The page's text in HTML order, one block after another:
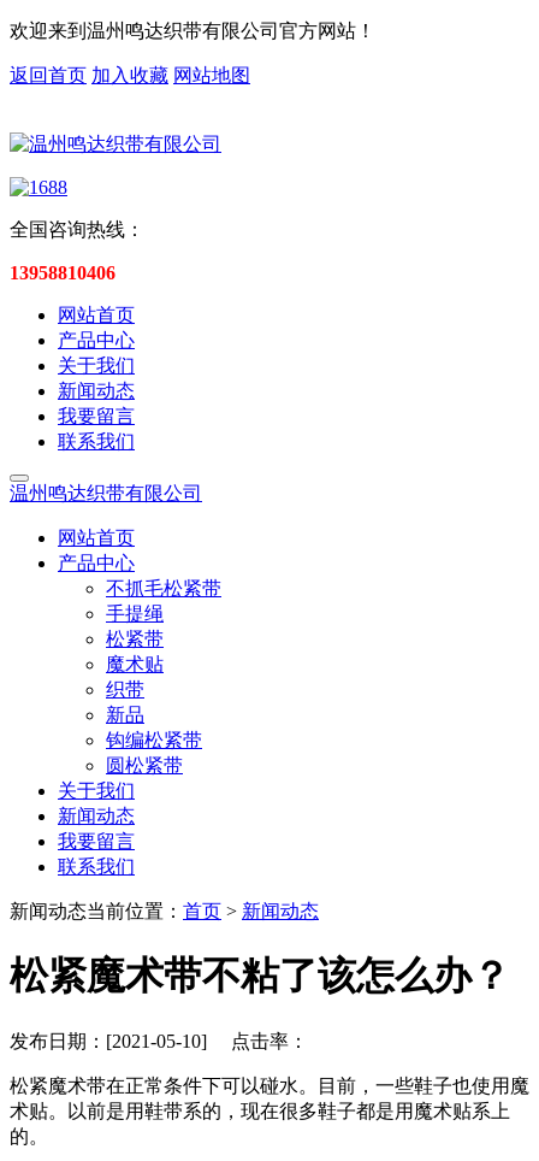
欢迎来到温州鸣达织带有限公司官方网站！
返回首页 加入收藏 网站地图
全国咨询热线：
13958810406
网站首页
产品中心
关于我们
新闻动态
我要留言
联系我们
温州鸣达织带有限公司
网站首页
产品中心
不抓毛松紧带
手提绳
松紧带
魔术贴
织带
新品
钩编松紧带
圆松紧带
关于我们
新闻动态
我要留言
联系我们
新闻动态当前位置： 首页 > 新闻动态
松紧魔术带不粘了该怎么办？
发布日期：[2021-05-10] 点击率：
松紧魔术带在正常条件下可以碰水。目前，一些鞋子也使用魔
术贴。以前是用鞋带系的，现在很多鞋子都是用魔术贴系上
的。